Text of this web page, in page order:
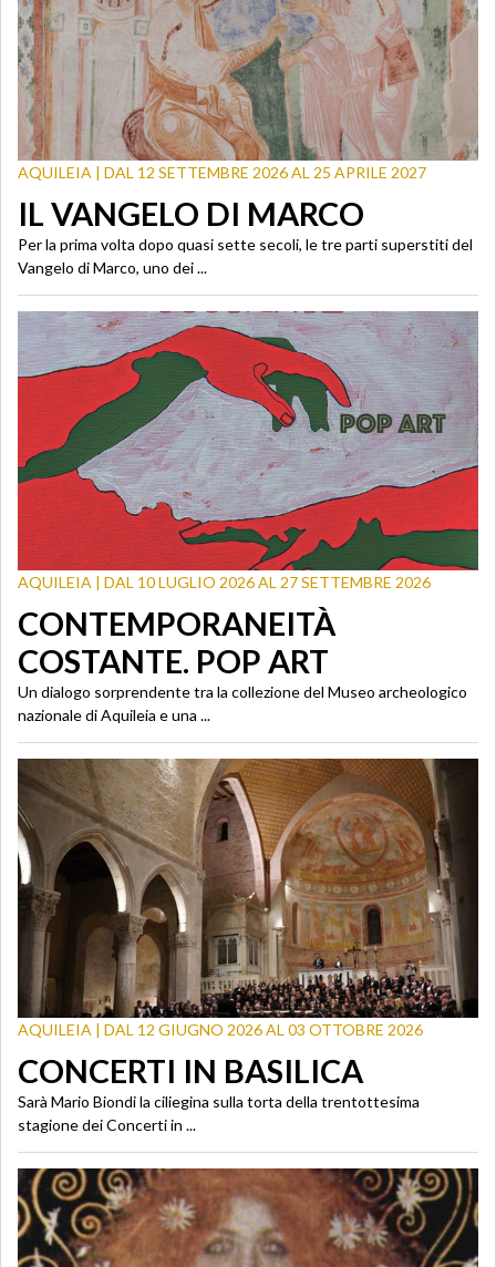
AQUILEIA | DAL 12 SETTEMBRE 2026 AL 25 APRILE 2027
IL VANGELO DI MARCO
Per la prima volta dopo quasi sette secoli, le tre parti superstiti del
Vangelo di Marco, uno dei ...
AQUILEIA | DAL 10 LUGLIO 2026 AL 27 SETTEMBRE 2026
CONTEMPORANEITÀ
COSTANTE. POP ART
Un dialogo sorprendente tra la collezione del Museo archeologico
nazionale di Aquileia e una ...
AQUILEIA | DAL 12 GIUGNO 2026 AL 03 OTTOBRE 2026
CONCERTI IN BASILICA
Sarà Mario Biondi la ciliegina sulla torta della trentottesima
stagione dei Concerti in ...